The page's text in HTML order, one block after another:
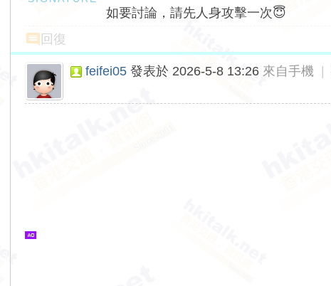
如要討論，請先人身攻擊一次😇
回復
feifei05 發表於 2026-5-8 13:26 來自手機